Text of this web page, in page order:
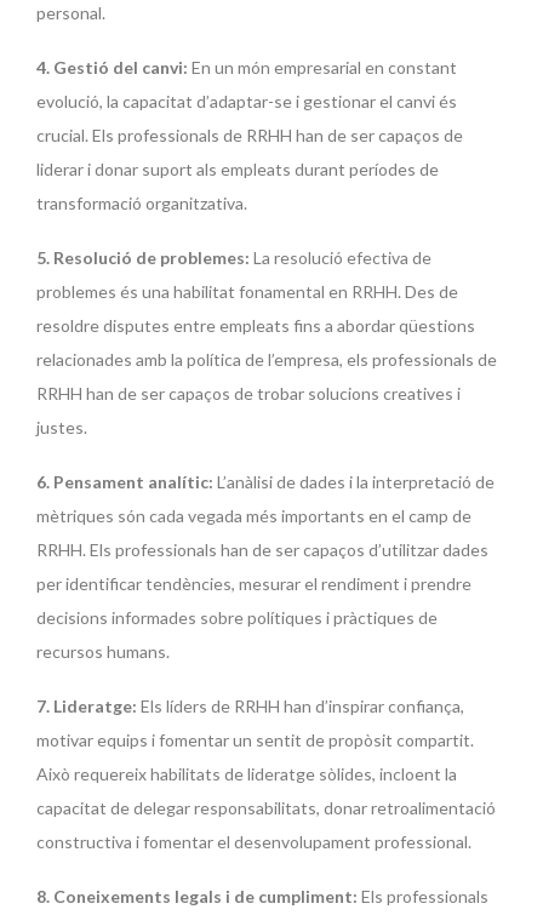
personal.
4. Gestió del canvi: En un món empresarial en constant
evolució, la capacitat d’adaptar-se i gestionar el canvi és
crucial. Els professionals de RRHH han de ser capaços de
liderar i donar suport als empleats durant períodes de
transformació organitzativa.
5. Resolució de problemes: La resolució efectiva de
problemes és una habilitat fonamental en RRHH. Des de
resoldre disputes entre empleats fins a abordar qüestions
relacionades amb la política de l’empresa, els professionals de
RRHH han de ser capaços de trobar solucions creatives i
justes.
6. Pensament analític: L’anàlisi de dades i la interpretació de
mètriques són cada vegada més importants en el camp de
RRHH. Els professionals han de ser capaços d’utilitzar dades
per identificar tendències, mesurar el rendiment i prendre
decisions informades sobre polítiques i pràctiques de
recursos humans.
7. Lideratge: Els líders de RRHH han d’inspirar confiança,
motivar equips i fomentar un sentit de propòsit compartit.
Això requereix habilitats de lideratge sòlides, incloent la
capacitat de delegar responsabilitats, donar retroalimentació
constructiva i fomentar el desenvolupament professional.
8. Coneixements legals i de cumpliment: Els professionals